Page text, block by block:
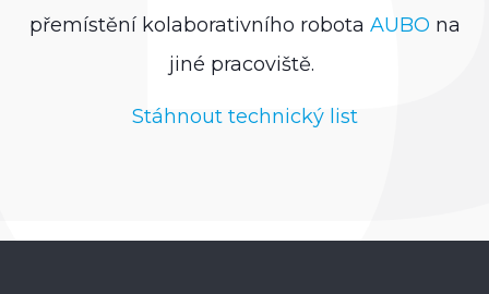
přemístění kolaborativního robota AUBO na
jiné pracoviště.
Stáhnout technický list